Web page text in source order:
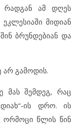
რადგან ამ დღეს
მიდიან
ბრუნდებიან და
არ გამოდის.
მას შემდეგ, რაც
ის დრო. ის
ორმოცი წლის წინ